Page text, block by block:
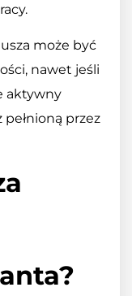
może być
nawet jeśli
aktywny
pełnioną przez